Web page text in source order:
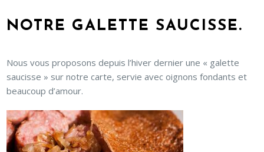
NOTRE GALETTE SAUCISSE.
Nous vous proposons depuis l’hiver dernier une « galette
saucisse » sur notre carte, servie avec oignons fondants et
beaucoup d’amour.